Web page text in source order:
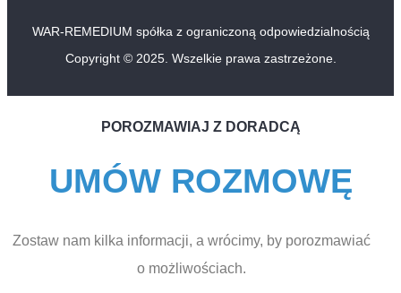
WAR-REMEDIUM spółka z ograniczoną odpowiedzialnością
Copyright © 2025. Wszelkie prawa zastrzeżone.
POROZMAWIAJ Z DORADCĄ
UMÓW ROZMOWĘ
Zostaw nam kilka informacji, a wrócimy, by porozmawiać
o możliwościach.